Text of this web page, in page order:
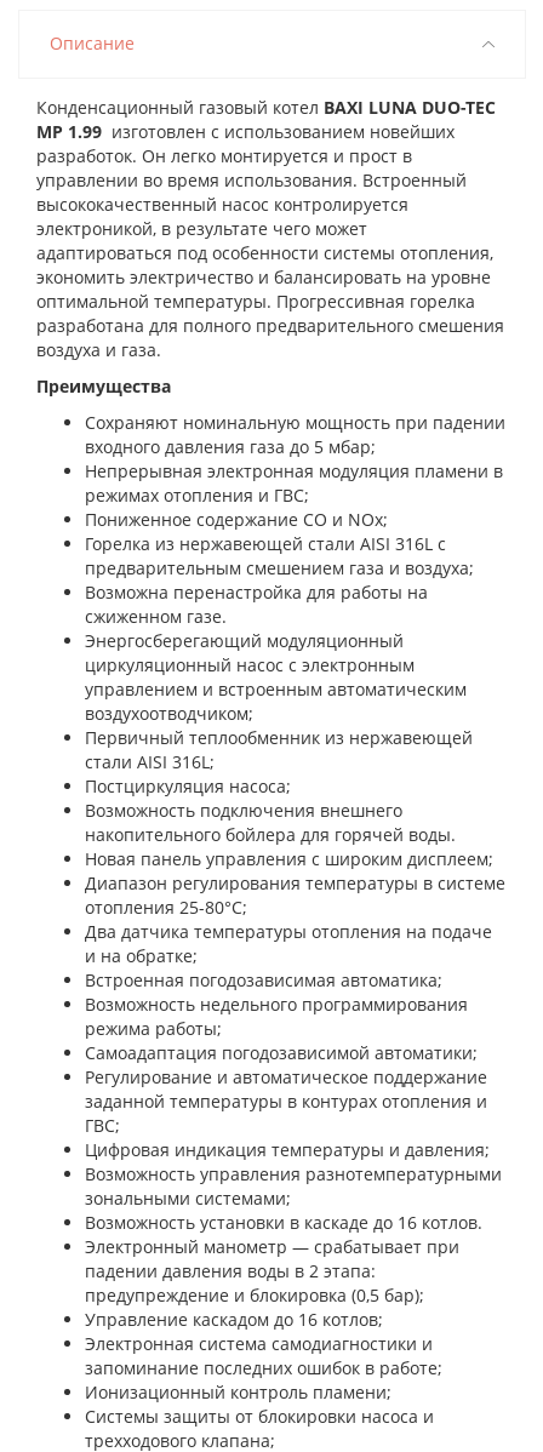
Описание
Конденсационный газовый котел BAXI LUNA DUO-TEC
MP 1.99 изготовлен с использованием новейших
разработок. Он легко монтируется и прост в
управлении во время использования. Встроенный
высококачественный насос контролируется
электроникой, в результате чего может
адаптироваться под особенности системы отопления,
экономить электричество и балансировать на уровне
оптимальной температуры. Прогрессивная горелка
разработана для полного предварительного смешения
воздуха и газа.
Преимущества
Сохраняют номинальную мощность при падении
входного давления газа до 5 мбар;
Непрерывная электронная модуляция пламени в
режимах отопления и ГВС;
Пониженное содержание СО и NOx;
Горелка из нержавеющей стали AISI 316L с
предварительным смешением газа и воздуха;
Возможна перенастройка для работы на
сжиженном газе.
Энергосберегающий модуляционный
циркуляционный насос с электронным
управлением и встроенным автоматическим
воздухоотводчиком;
Первичный теплообменник из нержавеющей
стали AISI 316L;
Постциркуляция насоса;
Возможность подключения внешнего
накопительного бойлера для горячей воды.
Новая панель управления с широким дисплеем;
Диапазон регулирования температуры в системе
отопления 25-80°С;
Два датчика температуры отопления на подаче
и на обратке;
Встроенная погодозависимая автоматика;
Возможность недельного программирования
режима работы;
Самоадаптация погодозависимой автоматики;
Регулирование и автоматическое поддержание
заданной температуры в контурах отопления и
ГВС;
Цифровая индикация температуры и давления;
Возможность управления разнотемпературными
зональными системами;
Возможность установки в каскаде до 16 котлов.
Электронный манометр — срабатывает при
падении давления воды в 2 этапа:
предупреждение и блокировка (0,5 бар);
Управление каскадом до 16 котлов;
Электронная система самодиагностики и
запоминание последних ошибок в работе;
Ионизационный контроль пламени;
Системы защиты от блокировки насоса и
трехходового клапана;